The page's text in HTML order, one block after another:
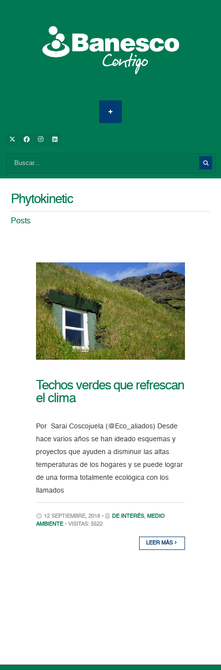
Phytokinetic
Posts
Techos verdes que refrescan
el clima
Por Sarai Coscojuela (@Eco_aliados) Desde
hace varios años se han ideado esquemas y
proyectos que ayuden a disminuir las altas
temperaturas de los hogares y se puede lograr
de una forma totalmente ecológica con los
llamados
12 SEPTIEMBRE, 2016 • DE INTERÉS, MEDIO
AMBIENTE • VISITAS: 5522
LEER MÁS